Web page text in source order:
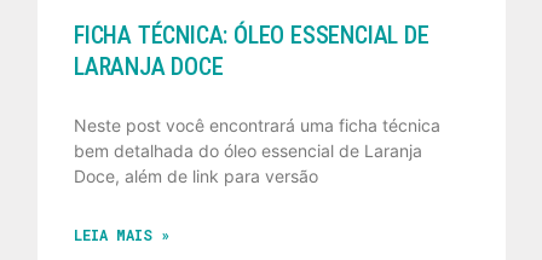
FICHA TÉCNICA: ÓLEO ESSENCIAL DE
LARANJA DOCE
Neste post você encontrará uma ficha técnica
bem detalhada do óleo essencial de Laranja
Doce, além de link para versão
LEIA MAIS »